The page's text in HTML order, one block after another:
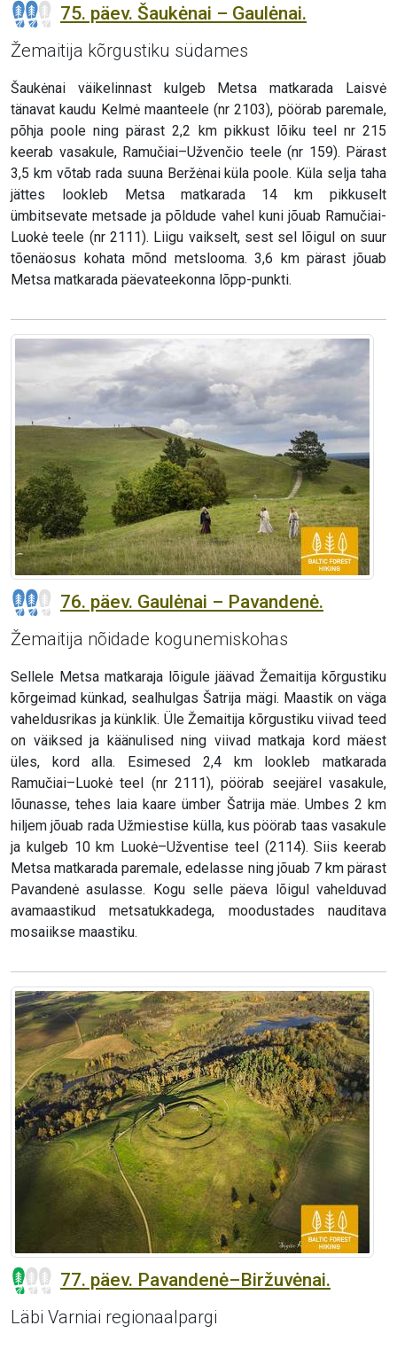
75. päev. Šaukėnai – Gaulėnai.
Žemaitija kõrgustiku südames
Šaukėnai väikelinnast kulgeb Metsa matkarada Laisvė
tänavat kaudu Kelmė maanteele (nr 2103), pöörab paremale,
põhja poole ning pärast 2,2 km pikkust lõiku teel nr 215
keerab vasakule, Ramučiai–Užvenčio teele (nr 159). Pärast
3,5 km võtab rada suuna Beržėnai küla poole. Küla selja taha
jättes lookleb Metsa matkarada 14 km pikkuselt
ümbitsevate metsade ja põldude vahel kuni jõuab Ramučiai-
Luokė teele (nr 2111). Liigu vaikselt, sest sel lõigul on suur
tõenäosus kohata mõnd metslooma. 3,6 km pärast jõuab
Metsa matkarada päevateekonna lõpp-punkti.
76. päev. Gaulėnai – Pavandenė.
Žemaitija nõidade kogunemiskohas
Sellele Metsa matkaraja lõigule jäävad Žemaitija kõrgustiku
kõrgeimad künkad, sealhulgas Šatrija mägi. Maastik on väga
vaheldusrikas ja künklik. Üle Žemaitija kõrgustiku viivad teed
on väiksed ja käänulised ning viivad matkaja kord mäest
üles, kord alla. Esimesed 2,4 km lookleb matkarada
Ramučiai–Luokė teel (nr 2111), pöörab seejärel vasakule,
lõunasse, tehes laia kaare ümber Šatrija mäe. Umbes 2 km
hiljem jõuab rada Užmiestise külla, kus pöörab taas vasakule
ja kulgeb 10 km Luokė–Užventise teel (2114). Siis keerab
Metsa matkarada paremale, edelasse ning jõuab 7 km pärast
Pavandenė asulasse. Kogu selle päeva lõigul vahelduvad
avamaastikud metsatukkadega, moodustades nauditava
mosaiikse maastiku.
77. päev. Pavandenė–Biržuvėnai.
Läbi Varniai regionaalpargi